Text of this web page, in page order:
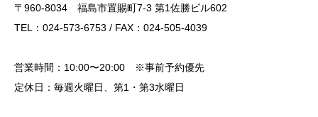
〒960-8034 福島市置賜町7-3 第1佐勝ビル602
TEL：024-573-6753 / FAX：024-505-4039
営業時間：10:00〜20:00 ※事前予約優先
定休日：毎週火曜日、第1・第3水曜日